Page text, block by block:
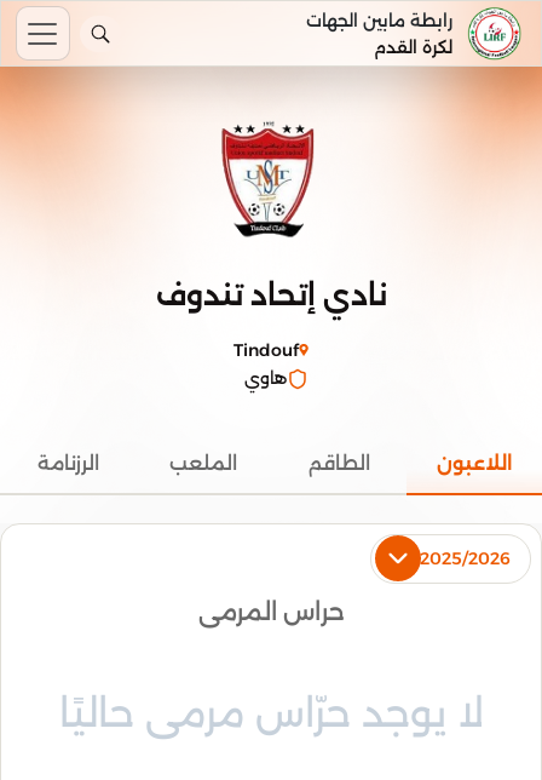
رابطة مابين الجهات
لكرة القدم
نادي إتحاد تندوف
Tindouf
هاوي
اللاعبون الطاقم الملعب الرزنامة
2025/2026
حراس المرمى
لا يوجد حرّاس مرمى حاليًا